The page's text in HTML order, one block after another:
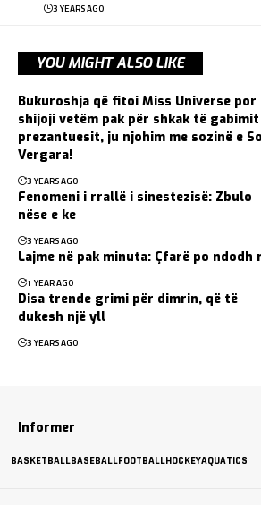
3 YEARS AGO
YOU MIGHT ALSO LIKE
Bukuroshja që fitoi Miss Universe por
shijoji vetëm pak për shkak të
prezantuesit, ju njohim me sozinë e
Vergara!
3 YEARS AGO
Fenomeni i rrallë i sinestezisë: Zbulo
nëse e ke
3 YEARS AGO
Lajme në pak minuta: Çfarë po ndodh
1 YEAR AGO
Disa trende grimi për dimrin, që të
dukesh një yll
3 YEARS AGO
Informer
BASKETBALLBASEBALLFOOTBALLHOCKEYAQUATICS